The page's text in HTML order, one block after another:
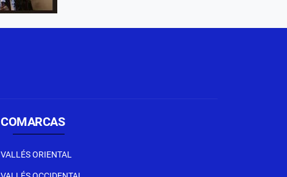
COMARCAS
VALLÉS ORIENTAL